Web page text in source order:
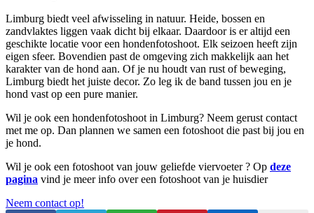
Limburg biedt veel afwisseling in natuur. Heide, bossen en
zandvlaktes liggen vaak dicht bij elkaar. Daardoor is er altijd een
geschikte locatie voor een hondenfotoshoot. Elk seizoen heeft zijn
eigen sfeer. Bovendien past de omgeving zich makkelijk aan het
karakter van de hond aan. Of je nu houdt van rust of beweging,
Limburg biedt het juiste decor. Zo leg ik de band tussen jou en je
hond vast op een pure manier.
Wil je ook een hondenfotoshoot in Limburg? Neem gerust contact
met me op. Dan plannen we samen een fotoshoot die past bij jou en
je hond.
Wil je ook een fotoshoot van jouw geliefde viervoeter ? Op deze
pagina vind je meer info over een fotoshoot van je huisdier
Neem contact op!